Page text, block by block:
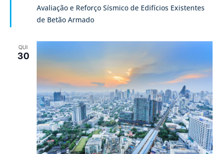
Avaliação e Reforço Sísmico de Edifícios Existentes
de Betão Armado
QUI
30